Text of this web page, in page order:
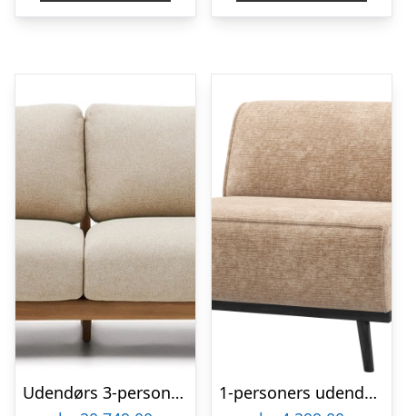
Udendørs 3-personers sofa Kave Home Tirant i FSC-teaktræ H76xB96xL212 cm
1-personers udendørs sofa WOOOD Statement modul lyserød chenille H77ÃB79ÃD93 cm